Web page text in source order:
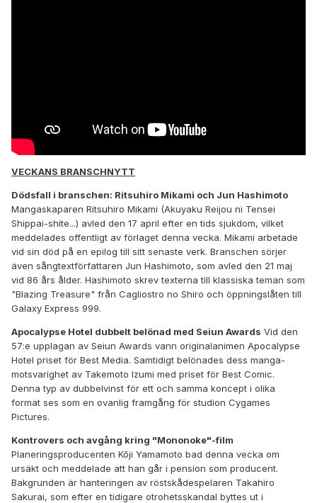
VECKANS BRANSCHNYTT
Dödsfall i branschen: Ritsuhiro Mikami och Jun Hashimoto
Mangaskaparen Ritsuhiro Mikami (Akuyaku Reijou ni Tensei
Shippai-shite...) avled den 17 april efter en tids sjukdom, vilket
meddelades offentligt av förlaget denna vecka. Mikami arbetade
vid sin död på en epilog till sitt senaste verk. Branschen sörjer
även sångtextförfattaren Jun Hashimoto, som avled den 21 maj
vid 86 års ålder. Hashimoto skrev texterna till klassiska teman som
"Blazing Treasure" från Cagliostro no Shiro och öppningslåten till
Galaxy Express 999.
Apocalypse Hotel dubbelt belönad med Seiun Awards Vid den
57:e upplagan av Seiun Awards vann originalanimen Apocalypse
Hotel priset för Best Media. Samtidigt belönades dess manga-
motsvarighet av Takemoto Izumi med priset för Best Comic.
Denna typ av dubbelvinst för ett och samma koncept i olika
format ses som en ovanlig framgång för studion Cygames
Pictures.
Kontrovers och avgång kring "Mononoke"-film
Planeringsproducenten Kōji Yamamoto bad denna vecka om
ursäkt och meddelade att han går i pension som producent.
Bakgrunden är hanteringen av röstskådespelaren Takahiro
Sakurai, som efter en tidigare otrohetsskandal byttes ut i